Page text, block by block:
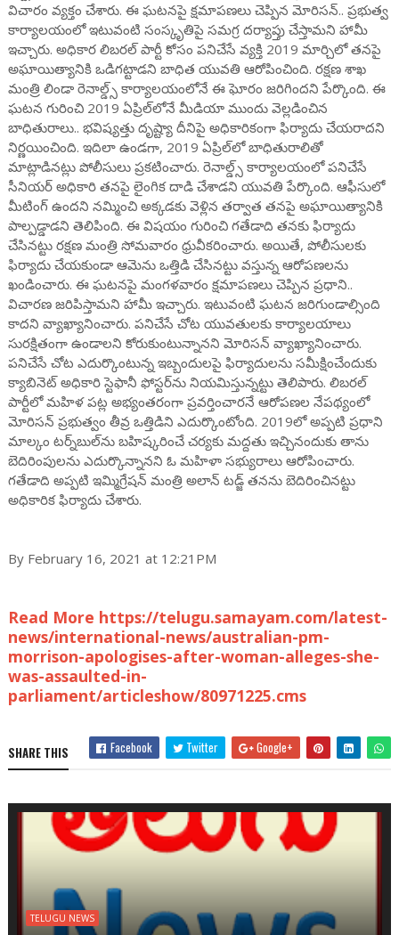
విచారం వ్యక్తం చేశారు. ఈ ఘటనపై క్షమాపణలు చెప్పిన మోరిసన్.. ప్రభుత్వ
కార్యాలయంలో ఇటువంటి సంస్కృతిపై సమగ్ర దర్యాప్తు చేస్తామని హామీ
ఇచ్చారు. అధికార లిబరల్ పార్టీ కోసం పనిచేసే వ్యక్తి 2019 మార్చిలో తనపై
అఘాయిత్యానికి ఒడిగట్టాడని బాధిత యువతి ఆరోపించింది. రక్షణ శాఖ
మంత్రి లిండా రెనాల్డ్స్ కార్యాలయంలోనే ఈ ఘోరం జరిగిందని పేర్కొంది. ఈ
ఘటన గురించి 2019 ఏప్రిల్‌లోనే మీడియా ముందు వెల్లడించిన
బాధితురాలు.. భవిష్యత్తు దృష్ట్యా దీనిపై అధికారికంగా ఫిర్యాదు చేయరాదని
నిర్ణయించింది. ఇదిలా ఉండగా, 2019 ఏప్రిల్‌లో బాధితురాలితో
మాట్లాడినట్లు పోలీసులు ప్రకటించారు. రెనాల్డ్స్ కార్యాలయంలో పనిచేసే
సీనియర్ అధికారి తనపై లైంగిక దాడి చేశాడని యువతి పేర్కొంది. ఆఫీసులో
మీటింగ్ ఉందని నమ్మించి అక్కడకు వెళ్లిన తర్వాత తనపై అఘాయిత్యానికి
పాల్పడ్డాడని తెలిపింది. ఈ విషయం గురించి గతేడాది తనకు ఫిర్యాదు
చేసినట్టు రక్షణ మంత్రి సోమవారం ధ్రువీకరించారు. అయితే, పోలీసులకు
ఫిర్యాదు చేయకుండా ఆమెను ఒత్తిడి చేసినట్టు వస్తున్న ఆరోపణలను
ఖండించారు. ఈ ఘటనపై మంగళవారం క్షమాపణలు చెప్పిన ప్రధాని..
విచారణ జరిపిస్తామని హామీ ఇచ్చారు. ఇటువంటి ఘటన జరిగుండాల్సింది
కాదని వ్యాఖ్యానించారు. పనిచేసే చోట యువతులకు కార్యాలయాలు
సురక్షితంగా ఉండాలని కోరుకుంటున్నానని మోరిసన్ వ్యాఖ్యానించారు.
పనిచేసే చోట ఎదుర్కొంటున్న ఇబ్బందులపై ఫిర్యాదులను సమీక్షించేందుకు
క్యాబినెట్ అధికారి స్టెఫానీ ఫోస్టర్‌ను నియమిస్తున్నట్టు తెలిపారు. లిబరల్
పార్టీలో మహిళ పట్ల అభ్యంతరంగా ప్రవర్తించారనే ఆరోపణల నేపథ్యంలో
మోరిసన్‌ ప్రభుత్వం తీవ్ర ఒత్తిడిని ఎదుర్కొంటోంది. 2019లో అప్పటి ప్రధాని
మాల్కం టర్న్‌బుల్‌ను బహిష్కరించే చర్యకు మద్దతు ఇచ్చినందుకు తాను
బెదిరింపులను ఎదుర్కొన్నానని ఓ మహిళా సభ్యురాలు ఆరోపించారు.
గతేడాది అప్పటి ఇమ్మిగ్రేషన్ మంత్రి అలాన్ టడ్జ్ తనను బెదిరించినట్టు
అధికారిక ఫిర్యాదు చేశారు.
By February 16, 2021 at 12:21PM
Read More https://telugu.samayam.com/latest-
news/international-news/australian-pm-
morrison-apologises-after-woman-alleges-she-
was-assaulted-in-
parliament/articleshow/80971225.cms
SHARE THIS Facebook Twitter Google+
TELUGU NEWS